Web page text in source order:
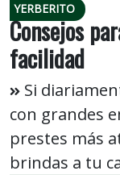
YERBERITO
Consejos
facilidad
Si
con grandes
prestes más
brindas a tu